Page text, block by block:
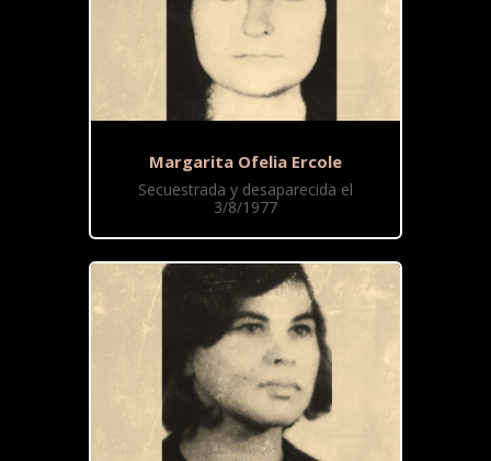
Margarita Ofelia Ercole
Secuestrada y desaparecida el
3/8/1977